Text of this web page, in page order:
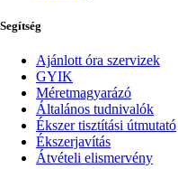
Segítség
Ajánlott óra szervizek
GYIK
Méretmagyarázó
Általános tudnivalók
Ékszer tisztítási útmutató
Ékszerjavítás
Átvételi elismervény